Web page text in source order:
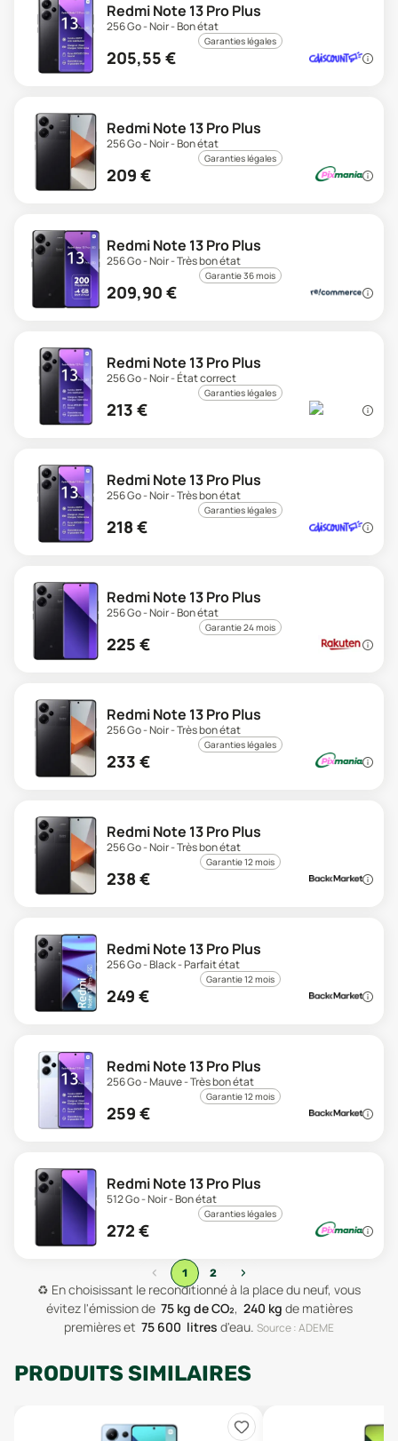
Redmi Note 13 Pro Plus
256 Go - Noir - Bon état
Garanties légales
205,55 €
Redmi Note 13 Pro Plus
256 Go - Noir - Bon état
Garanties légales
209 €
Redmi Note 13 Pro Plus
256 Go - Noir - Très bon état
Garantie 36 mois
209,90 €
Redmi Note 13 Pro Plus
256 Go - Noir - État correct
Garanties légales
213 €
Redmi Note 13 Pro Plus
256 Go - Noir - Très bon état
Garanties légales
218 €
Redmi Note 13 Pro Plus
256 Go - Noir - Bon état
Garantie 24 mois
225 €
Redmi Note 13 Pro Plus
256 Go - Noir - Très bon état
Garanties légales
233 €
Redmi Note 13 Pro Plus
256 Go - Noir - Très bon état
Garantie 12 mois
238 €
Redmi Note 13 Pro Plus
256 Go - Black - Parfait état
Garantie 12 mois
249 €
Redmi Note 13 Pro Plus
256 Go - Mauve - Très bon état
Garantie 12 mois
259 €
Redmi Note 13 Pro Plus
512 Go - Noir - Bon état
Garanties légales
272 €
‹ 1 2
›
♻️ En choisissant le reconditionné à la place du neuf, vous
évitez l'émission de 75 kg de CO₂, 240 kg de matières
premièreset 75 600 litres d'eau. Source : ADEME
PRODUITS SIMILAIRES